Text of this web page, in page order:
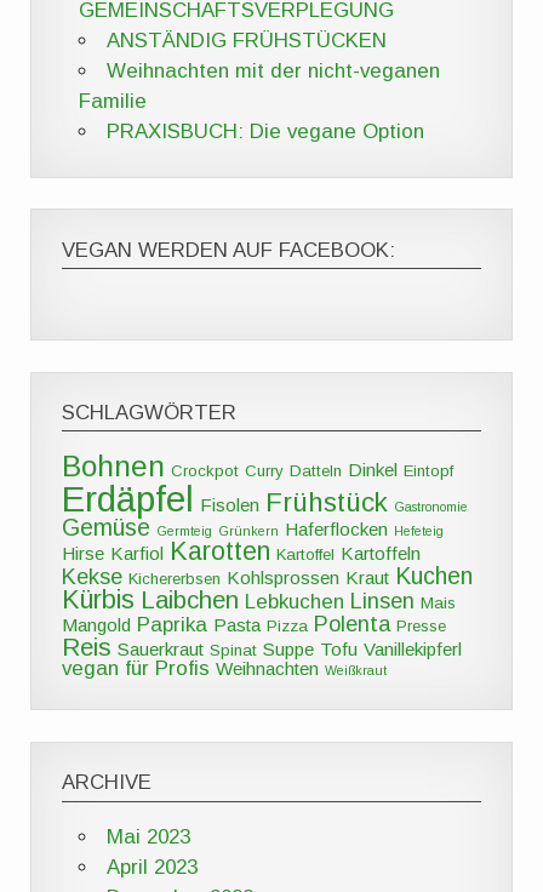
GEMEINSCHAFTSVERPLEGUNG
ANSTÄNDIG FRÜHSTÜCKEN
Weihnachten mit der nicht-veganen
Familie
PRAXISBUCH: Die vegane Option
VEGAN WERDEN AUF FACEBOOK:
SCHLAGWÖRTER
Bohnen Crockpot Curry Datteln Dinkel Eintopf
Erdäpfel Fisolen Frühstück Gastronomie
Gemüse Germteig Grünkern Haferflocken Hefeteig
Hirse Karfiol Karotten Kartoffel Kartoffeln
Kekse Kichererbsen Kohlsprossen Kraut Kuchen
Kürbis Laibchen Lebkuchen Linsen Mais
Mangold Paprika Pasta Pizza Polenta Presse
Reis Sauerkraut Spinat Suppe Tofu Vanillekipferl
vegan für Profis Weihnachten Weißkraut
ARCHIVE
Mai 2023
April 2023